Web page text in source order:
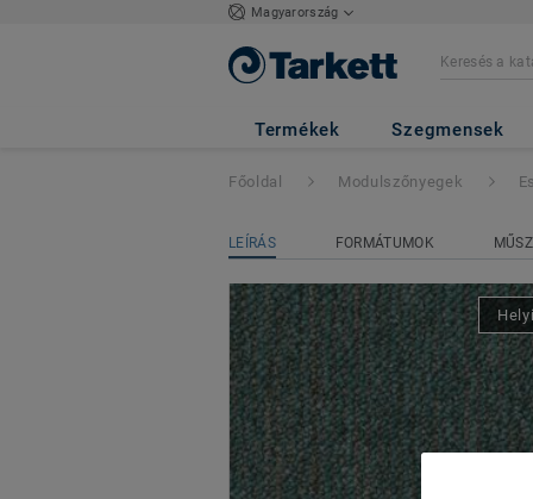
Magyarország
Termékek Szegmensek
Essence Structure
Főoldal Modulszőnyegek
LEÍRÁS FORMÁTUMOK